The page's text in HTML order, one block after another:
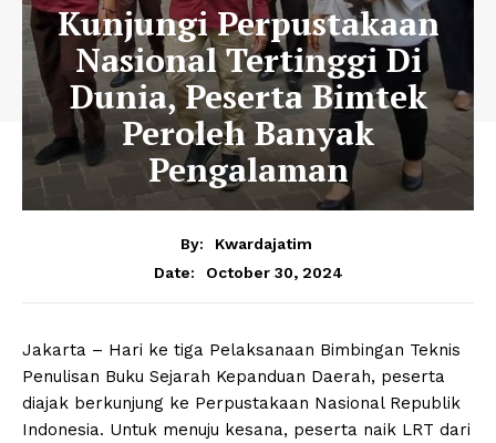
Kunjungi Perpustakaan
Nasional Tertinggi Di
Dunia, Peserta Bimtek
Peroleh Banyak
Pengalaman
By:
Kwardajatim
Date:
October 30, 2024
Jakarta – Hari ke tiga Pelaksanaan Bimbingan Teknis
Penulisan Buku Sejarah Kepanduan Daerah, peserta
diajak berkunjung ke Perpustakaan Nasional Republik
Indonesia. Untuk menuju kesana, peserta naik LRT dari